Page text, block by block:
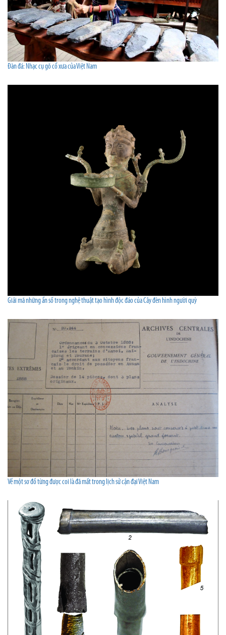
Đàn đá: Nhạc cụ gõ cổ xưa của Việt Nam
Giải mã những ẩn số trong nghệ thuật tạo hình độc đáo của Cây đèn hình người quỳ
Về một sơ đồ từng được coi là đã mất trong lịch sử cận đại Việt Nam